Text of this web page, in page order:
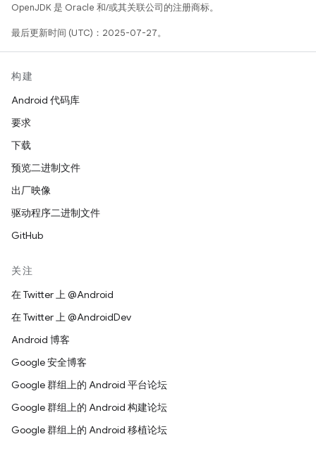
OpenJDK 是 Oracle 和/或其关联公司的注册商标。
最后更新时间 (UTC)：2025-07-27。
构建
Android 代码库
要求
下载
预览二进制文件
出厂映像
驱动程序二进制文件
GitHub
关注
在 Twitter 上 @Android
在 Twitter 上 @AndroidDev
Android 博客
Google 安全博客
Google 群组上的 Android 平台论坛
Google 群组上的 Android 构建论坛
Google 群组上的 Android 移植论坛